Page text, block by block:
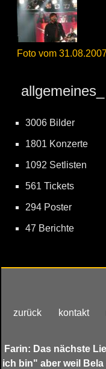
Foto vom
allgemeines_
3006 Bilder
1801 Konzerte
1092 Setlisten
561 Tickets
294 Poster
47 Berichte
zurück kontakt
Farin: Das nächste
ich bin" aber weil